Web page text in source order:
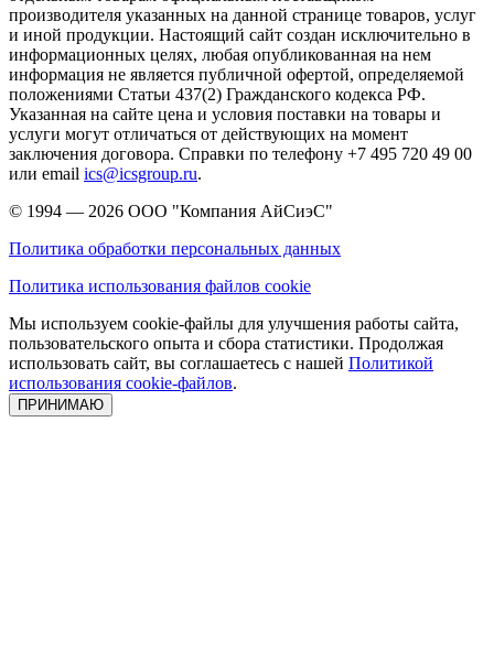
производителя указанных на данной странице товаров, услуг
и иной продукции. Настоящий сайт создан исключительно в
информационных целях, любая опубликованная на нем
информация не является публичной офертой, определяемой
положениями Статьи 437(2) Гражданского кодекса РФ.
Указанная на сайте цена и условия поставки на товары и
услуги могут отличаться от действующих на момент
заключения договора. Справки по телефону +7 495 720 49 00
или email ics@icsgroup.ru.
© 1994 — 2026 ООО "Компания АйСиэС"
Политика обработки персональных данных
Политика использования файлов cookie
Мы используем cookie-файлы для улучшения работы сайта,
пользовательского опыта и сбора статистики. Продолжая
использовать сайт, вы соглашаетесь с нашей Политикой
использования cookie-файлов.
ПРИНИМАЮ